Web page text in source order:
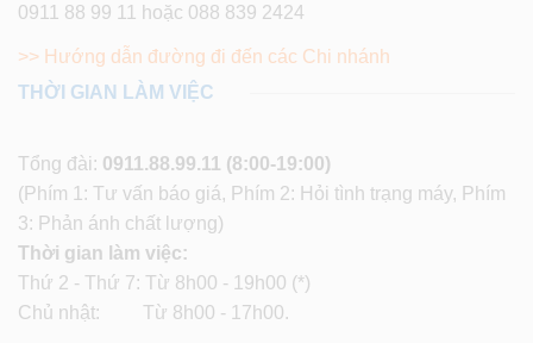
0911 88 99 11 hoặc 088 839 2424
>> Hướng dẫn đường đi đến các Chi nhánh
THỜI GIAN LÀM VIỆC
Tổng đài: 0911.88.99.11 (8:00-19:00)
(Phím 1: Tư vấn báo giá, Phím 2: Hỏi tình trạng máy, Phím
3: Phản ánh chất lượng)
Thời gian làm việc:
Thứ 2 - Thứ 7: Từ 8h00 - 19h00 (*)
Chủ nhật: Từ 8h00 - 17h00.